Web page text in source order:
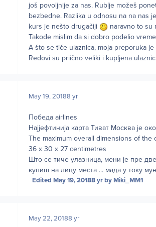
još povoljnije za nas. Rublje možeš
bezbedne. Razlika u odnosu na na nas
kurs je nešto drugačiji
naravno to su
Takođe mislim da si dobro podelio
A što se tiče ulaznica, moja preporuka
Redovi su priično veliki i kupljena
May 19, 20188 yr
Победа airlines
Најјефтинија карта Тиват Москва је
The maximum overall dimensions of the
36 x 30 x 27 centimetres
Што се тиче улазница, мени је пре
купиш на лицу места ... мада у току
Edited May 19, 20188 yrby Miki_MM1
May 22, 20188 yr